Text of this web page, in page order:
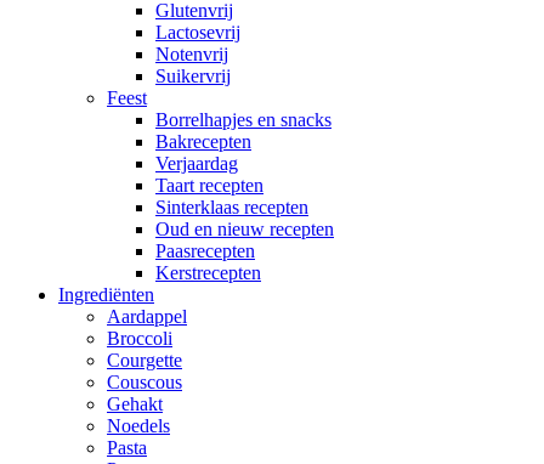
Glutenvrij
Lactosevrij
Notenvrij
Suikervrij
Feest
Borrelhapjes en snacks
Bakrecepten
Verjaardag
Taart recepten
Sinterklaas recepten
Oud en nieuw recepten
Paasrecepten
Kerstrecepten
Ingrediënten
Aardappel
Broccoli
Courgette
Couscous
Gehakt
Noedels
Pasta